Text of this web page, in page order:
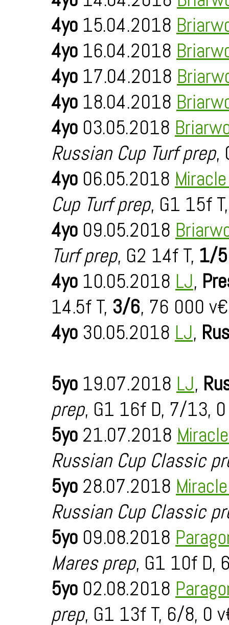
4yo 15.04.2018
4yo 16.04.2018
4yo 17.04.2018
4yo 18.04.2018
4yo 03.05.2018
Russian Cup Turf prep,
4yo 06.05.2018
Cup Turf prep, G1 15f
4yo 09.05.2018
Turf prep, G2 14f T, 1/5
4yo 10.05.2018 LJ,
14.5f T, 3/6, 76 000 v€
4yo 30.05.2018 LJ,
5yo 19.07.2018 LJ,
prep, G1 16f D, 7/13,
5yo 21.07.2018
Russian Cup Classic
5yo 28.07.2018
Russian Cup Classic
5yo 09.08.2018
Mares prep, G1 10f D,
5yo 02.08.2018
prep, G1 13f T, 6/8, 0